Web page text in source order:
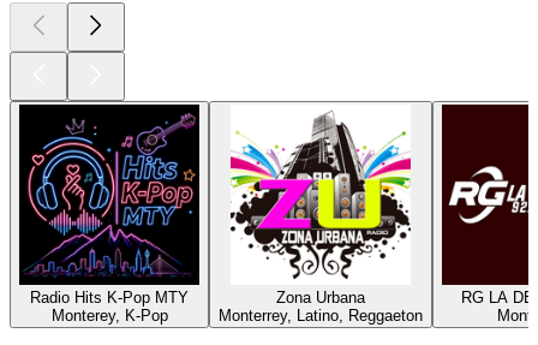
Radio Hits K-Pop MTY
Monterey, K-Pop
Zona Urbana
Monterrey, Latino, Reggaeton
RG LA